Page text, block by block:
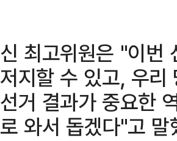
신 최고위원은 "이번
저지할 수 있고, 우리
선거 결과가 중요한
로 와서 돕겠다"고 말